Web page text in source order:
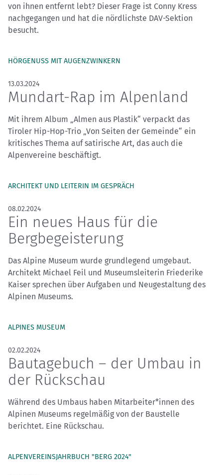
von ihnen entfernt lebt? Dieser Frage ist Conny Kress
nachgegangen und hat die nördlichste DAV-Sektion
besucht.
HÖRGENUSS MIT AUGENZWINKERN
13.03.2024
Mundart-Rap im Alpenland
Mit ihrem Album „Almen aus Plastik“ verpackt das
Tiroler Hip-Hop-Trio „Von Seiten der Gemeinde“ ein
kritisches Thema auf satirische Art, das auch die
Alpenvereine beschäftigt.
ARCHITEKT UND LEITERIN IM GESPRÄCH
08.02.2024
Ein neues Haus für die
Bergbegeisterung
Das Alpine Museum wurde grundlegend umgebaut.
Architekt Michael Feil und Museumsleiterin Friederike
Kaiser sprechen über Aufgaben und Neugestaltung des
Alpinen Museums.
ALPINES MUSEUM
02.02.2024
Bautagebuch – der Umbau in
der Rückschau
Während des Umbaus haben Mitarbeiter*innen des
Alpinen Museums regelmäßig von der Baustelle
berichtet. Eine Rückschau.
ALPENVEREINSJAHRBUCH "BERG 2024"